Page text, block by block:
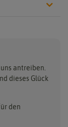
antreiben.
dieses Glück
den